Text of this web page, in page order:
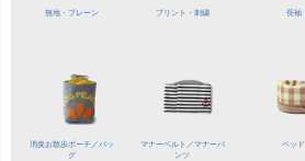
無地・プレーン プリント・刺繍 長袖
消臭お散歩ポーチ／バッ
グ
マナーベルト／マナーパ
ンツ
ベッド